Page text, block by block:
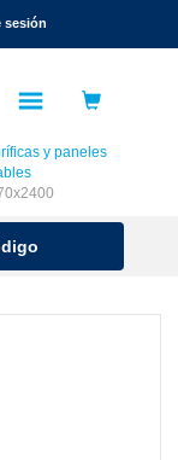
sesión
y paneles